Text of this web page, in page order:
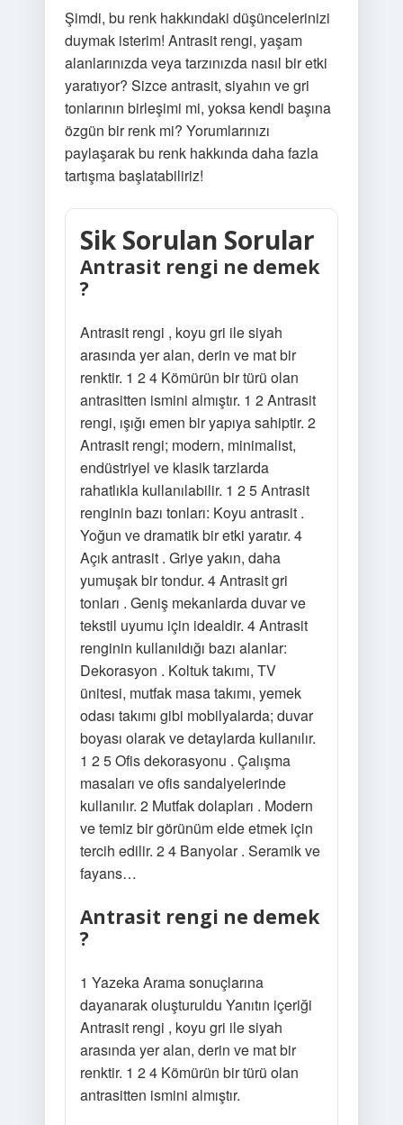
Şimdi, bu renk hakkındaki düşüncelerinizi
duymak isterim! Antrasit rengi, yaşam
alanlarınızda veya tarzınızda nasıl bir etki
yaratıyor? Sizce antrasit, siyahın ve gri
tonlarının birleşimi mi, yoksa kendi başına
özgün bir renk mi? Yorumlarınızı
paylaşarak bu renk hakkında daha fazla
tartışma başlatabiliriz!
Sik Sorulan Sorular
Antrasit rengi ne demek
?
Antrasit rengi , koyu gri ile siyah
arasında yer alan, derin ve mat bir
renktir. 1 2 4 Kömürün bir türü olan
antrasitten ismini almıştır. 1 2 Antrasit
rengi, ışığı emen bir yapıya sahiptir. 2
Antrasit rengi; modern, minimalist,
endüstriyel ve klasik tarzlarda
rahatlıkla kullanılabilir. 1 2 5 Antrasit
renginin bazı tonları: Koyu antrasit .
Yoğun ve dramatik bir etki yaratır. 4
Açık antrasit . Griye yakın, daha
yumuşak bir tondur. 4 Antrasit gri
tonları . Geniş mekanlarda duvar ve
tekstil uyumu için idealdir. 4 Antrasit
renginin kullanıldığı bazı alanlar:
Dekorasyon . Koltuk takımı, TV
ünitesi, mutfak masa takımı, yemek
odası takımı gibi mobilyalarda; duvar
boyası olarak ve detaylarda kullanılır.
1 2 5 Ofis dekorasyonu . Çalışma
masaları ve ofis sandalyelerinde
kullanılır. 2 Mutfak dolapları . Modern
ve temiz bir görünüm elde etmek için
tercih edilir. 2 4 Banyolar . Seramik ve
fayans…
Antrasit rengi ne demek
?
1 Yazeka Arama sonuçlarına
dayanarak oluşturuldu Yanıtın içeriği
Antrasit rengi , koyu gri ile siyah
arasında yer alan, derin ve mat bir
renktir. 1 2 4 Kömürün bir türü olan
antrasitten ismini almıştır.